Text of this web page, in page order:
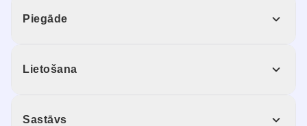
Piegāde
Lietošana
Sastāvs